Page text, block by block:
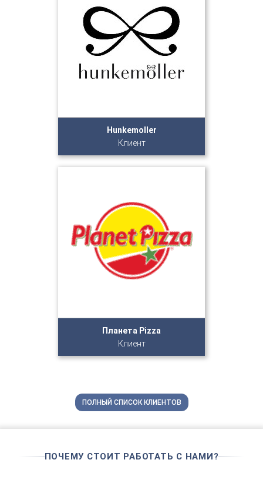
Hunkemoller
Клиент
Планета Pizza
Клиент
ПОЛНЫЙ СПИСОК КЛИЕНТОВ
ПОЧЕМУ СТОИТ РАБОТАТЬ С НАМИ?